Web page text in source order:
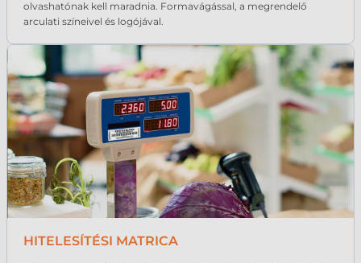
olvashatónak kell maradnia. Formavágással, a megrendelő
arculati színeivel és logójával.
HITELESÍTÉSI MATRICA